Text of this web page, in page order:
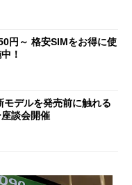
円～ 格安SIMをお得に使
！
デルを発売前に触れる
談会開催